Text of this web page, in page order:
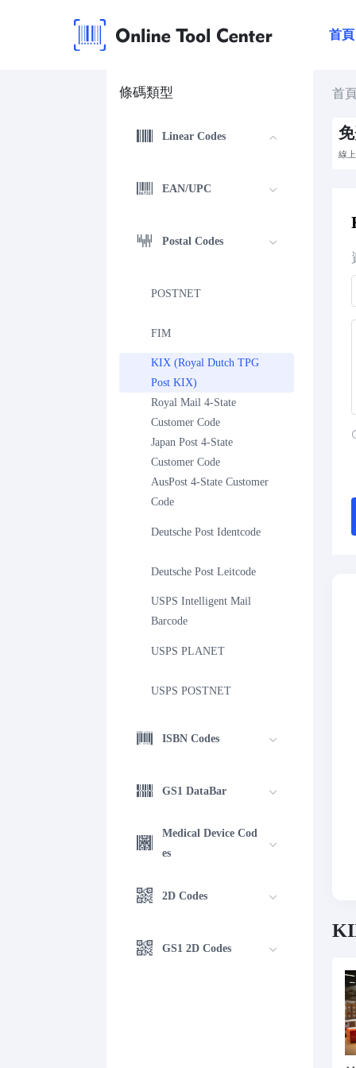
首頁
條碼類型
Linear Codes
EAN/UPC
Postal Codes
POSTNET
FIM
KIX (Royal Dutch TPG
Post KIX)
Royal Mail 4-State
Customer Code
Japan Post 4-State
Customer Code
AusPost 4-State Customer
Code
Deutsche Post Identcode
Deutsche Post Leitcode
USPS Intelligent Mail
Barcode
USPS PLANET
USPS POSTNET
ISBN Codes
GS1 DataBar
Medical Device Cod
es
2D Codes
GS1 2D Codes
首
線